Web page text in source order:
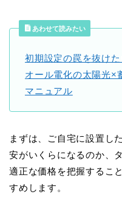
あわせて読みたい
初期設定の罠を抜け
オール電化の太陽光×
マニュアル
まずは、ご自宅に設置し
安がいくらになるのか、
適正な価格を把握するこ
すめします。